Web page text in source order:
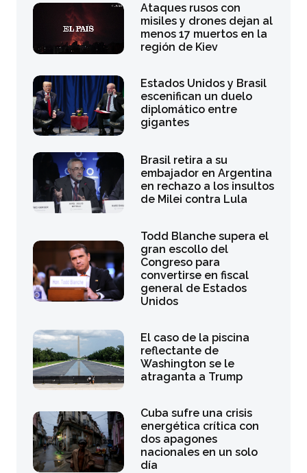
Ataques rusos con
misiles y drones dejan al
menos 17 muertos en la
región de Kiev
Estados Unidos y Brasil
escenifican un duelo
diplomático entre
gigantes
Brasil retira a su
embajador en Argentina
en rechazo a los insultos
de Milei contra Lula
Todd Blanche supera el
gran escollo del
Congreso para
convertirse en fiscal
general de Estados
Unidos
El caso de la piscina
reflectante de
Washington se le
atraganta a Trump
Cuba sufre una crisis
energética crítica con
dos apagones
nacionales en un solo
día